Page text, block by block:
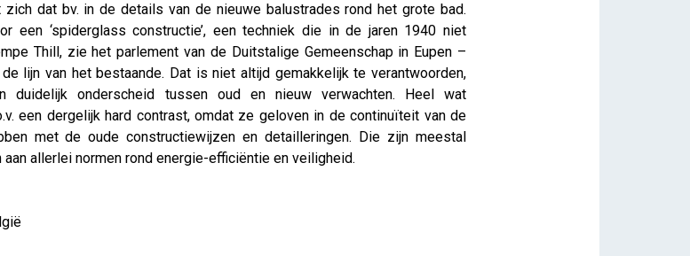
dat bv. in de details van de nieuwe balustrades rond het grote bad.
een ‘spiderglass constructie’, een techniek die in de jaren 1940 niet
Thill, zie het parlement van de Duitstalige Gemeenschap in Eupen –
lijn van het bestaande. Dat is niet altijd gemakkelijk te verantwoorden,
duidelijk onderscheid tussen oud en nieuw verwachten. Heel wat
een dergelijk hard contrast, omdat ze geloven in de continuïteit van de
met de oude constructiewijzen en detailleringen. Die zijn meestal
allerlei normen rond energie-efficiëntie en veiligheid.